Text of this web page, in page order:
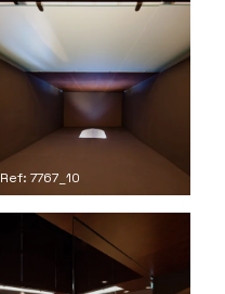
Ref: 7767_10